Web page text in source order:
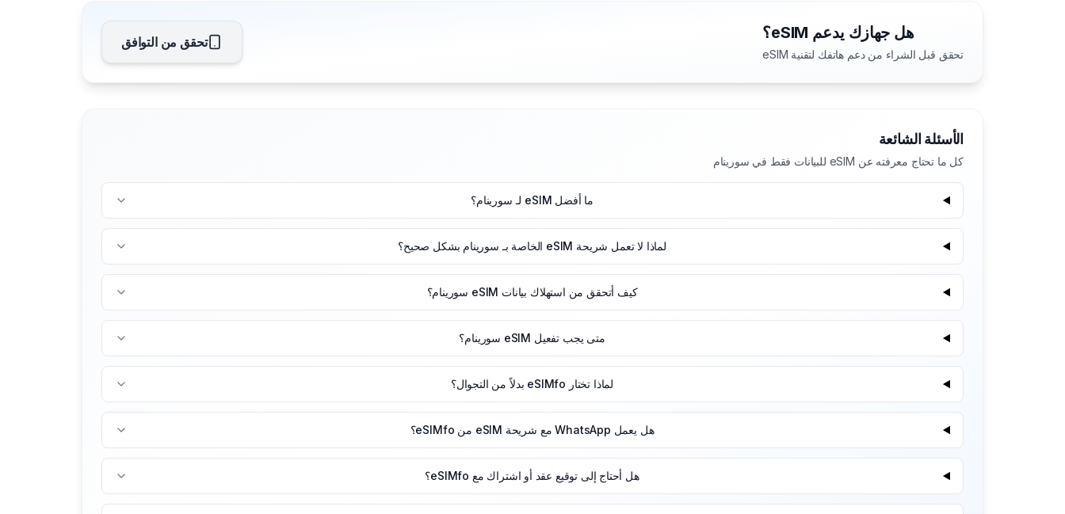
هل جهازك يدعم eSIM؟
تحقق قبل الشراء من دعم هاتفك لتقنية eSIM
تحقق من التوافق
الأسئلة الشائعة
كل ما تحتاج معرفته عن eSIM للبيانات فقط في سورينام
ما أفضل eSIM لـ سورينام؟
لماذا لا تعمل شريحة eSIM الخاصة بـ سورينام بشكل صحيح؟
كيف أتحقق من استهلاك بيانات eSIM سورينام؟
متى يجب تفعيل eSIM سورينام؟
لماذا تختار eSIMfo بدلاً من التجوال؟
هل يعمل WhatsApp مع شريحة eSIM من eSIMfo؟
هل أحتاج إلى توقيع عقد أو اشتراك مع eSIMfo؟